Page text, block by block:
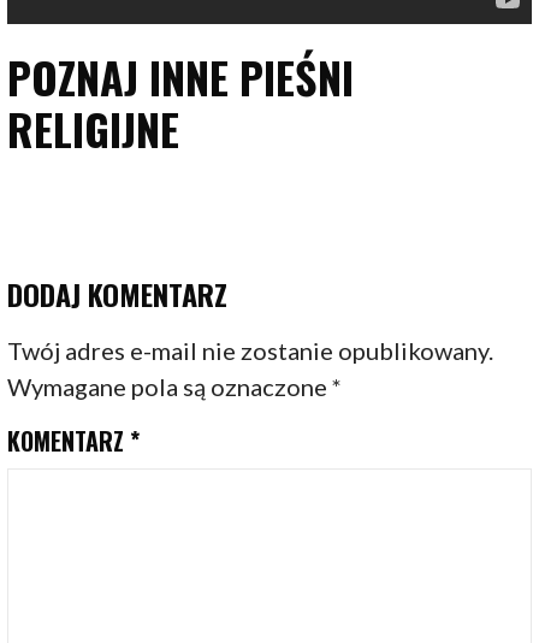
POZNAJ INNE PIEŚNI
RELIGIJNE
DODAJ KOMENTARZ
Twój adres e-mail nie zostanie opublikowany.
Wymagane pola są oznaczone*
KOMENTARZ *